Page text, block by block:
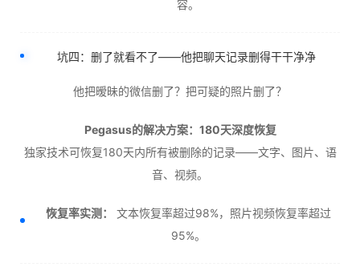
容。
坑四：删了就看不了——他把聊天记录删得干干净净
他把暧昧的微信删了？把可疑的照片删了？
Pegasus的解决方案：180天深度恢复
独家技术可恢复180天内所有被删除的记录——文字、图片、语
音、视频。
恢复率实测：
文本恢复率超过98%，照片视频恢复率超过
95%。